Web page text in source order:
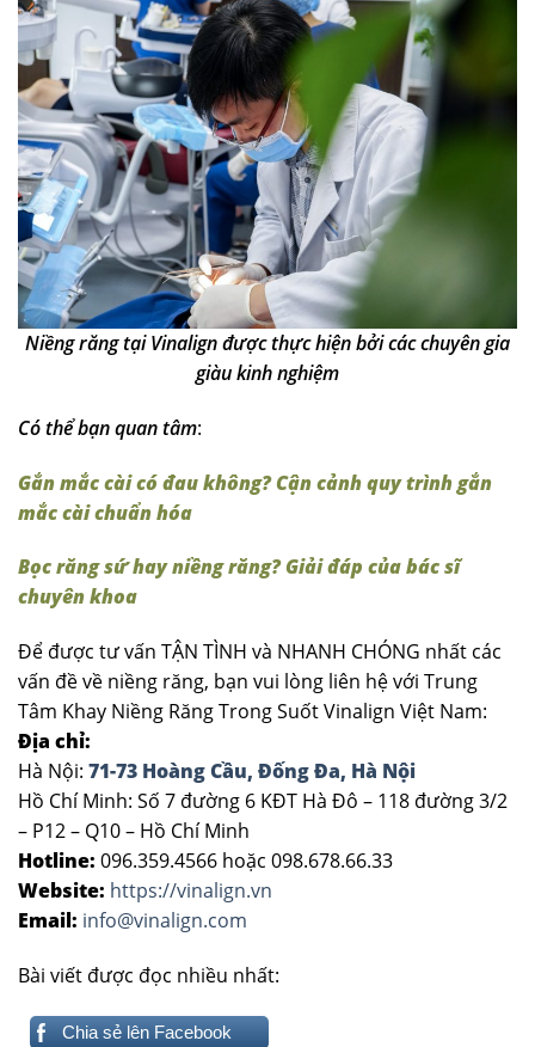
Niềng răng tại Vinalign được thực hiện bởi các chuyên gia
giàu kinh nghiệm
Có thể bạn quan tâm:
Gắn mắc cài có đau không? Cận cảnh quy trình gắn
mắc cài chuẩn hóa
Bọc răng sứ hay niềng răng? Giải đáp của bác sĩ
chuyên khoa
Để được tư vấn TẬN TÌNH và NHANH CHÓNG nhất các
vấn đề về niềng răng, bạn vui lòng liên hệ với Trung
Tâm Khay Niềng Răng Trong Suốt Vinalign Việt Nam:
Địa chỉ:
Hà Nội: 71-73 Hoàng Cầu, Đống Đa, Hà Nội
Hồ Chí Minh: Số 7 đường 6 KĐT Hà Đô – 118 đường 3/2
– P12 – Q10 – Hồ Chí Minh
Hotline: 096.359.4566 hoặc 098.678.66.33
Website: https://vinalign.vn
Email: info@vinalign.com
Bài viết được đọc nhiều nhất:
Chia sẻ lên Facebook